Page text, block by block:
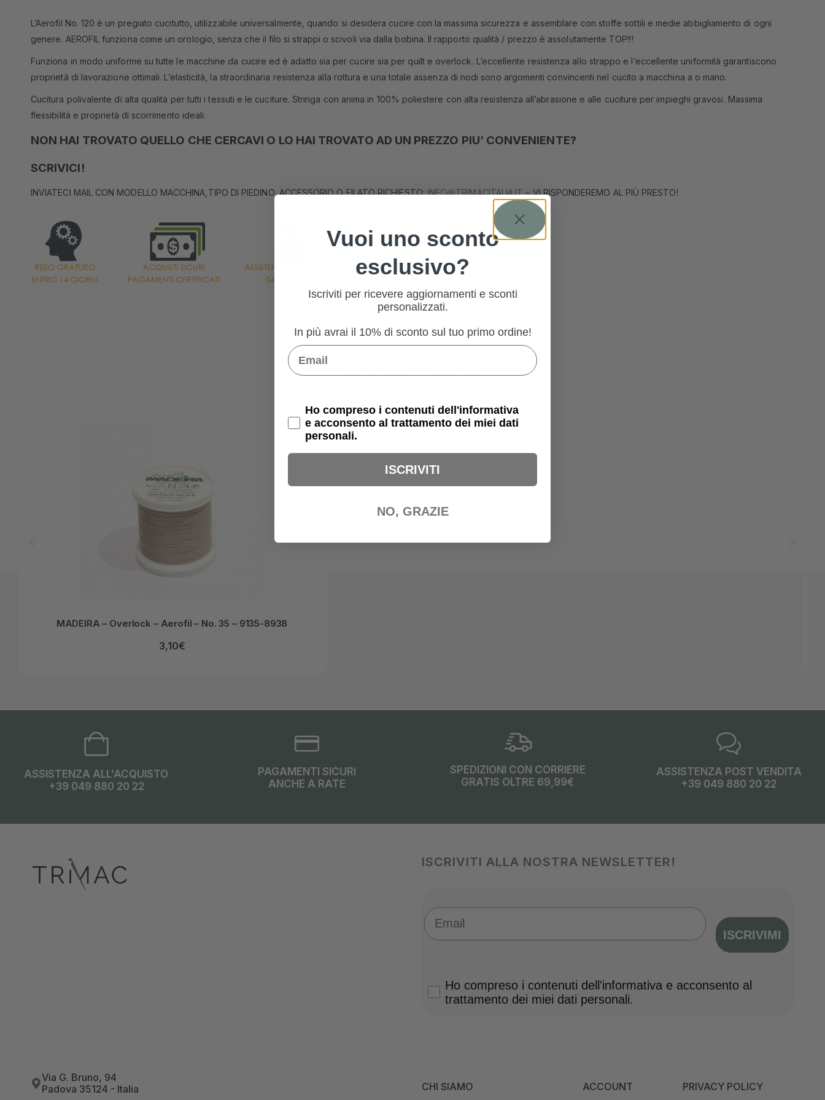
L’Aerofil No. 120 è un pregiato cucitutto, utilizzabile universalmente, quando si desidera cucire con la massima sicurezza e assemblare con stoffe sottili e medie abbigliamento di ogni
genere. AEROFIL funziona come un orologio, senza che il filo si strappi o scivoli via dalla bobina. Il rapporto qualità / prezzo è assolutamente TOP!!!
Funziona in modo uniforme su tutte le macchine da cucire ed è adatto sia per cucire sia per quilt e overlock. L’eccellente resistenza allo strappo e l’eccellente uniformità garantiscono
proprietà di lavorazione ottimali. L’elasticità, la straordinaria resistenza alla rottura e una totale assenza di nodi sono argomenti convincenti nel cucito a macchina a o mano.
Cucitura polivalente di alta qualità per tutti i tessuti e le cuciture. Stringa con anima in 100% poliestere con alta resistenza all’abrasione e alle cuciture per impieghi gravosi. Massima
flessibilità e proprietà di scorrimento ideali.
NON HAI TROVATO QUELLO CHE CERCAVI O LO HAI TROVATO AD UN PREZZO PIU’ CONVENIENTE?
SCRIVICI!
INVIATECI MAIL CON MODELLO MACCHINA,TIPO DI PIEDINO, ACCESSORIO O FILATO RICHIESTO:INFO@TRIMACITALIA.IT– VI RISPONDEREMO AL PIÙ PRESTO!
PRODOTTI CORRELATI
MADEIRA – Overlock – Aerofil – No. 35 – 9135-8938
3,10€
ASSISTENZA ALL'ACQUISTO
+39 049 880 20 22
PAGAMENTI SICURI
ANCHE A RATE
SPEDIZIONI CON CORRIERE
GRATIS OLTRE 69,99€
ASSISTENZA POST VENDITA
+39 049 880 20 22
ISCRIVITI ALLA NOSTRA NEWSLETTER!
Email
ISCRIVIMI
Privacy Policy
Ho compreso i contenuti dell'informativa e acconsento al
trattamento dei miei dati personali.
Via G. Bruno, 94
Padova 35124 - Italia
CHI SIAMO ACCOUNT PRIVACY POLICY
Vuoi uno sconto
esclusivo?
Iscriviti per ricevere aggiornamenti e sconti
personalizzati.
In più avrai il 10% di sconto sul tuo primo ordine!
Email
Privacy Policy
Ho compreso i contenuti dell'informativa
e acconsento al trattamento dei miei dati
personali.
ISCRIVITI
NO, GRAZIE